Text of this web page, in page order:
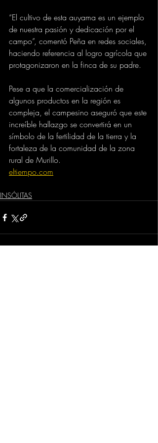
“El cultivo de esta auyama es un ejemplo
de nuestra pasión y dedicación por el
campo”, comentó Peña en redes sociales,
haciendo referencia al logro agrícola que
protagonizaron en la finca de su padre.
Pese a que la comercialización de
algunos productos en la región es
compleja, el campesino aseguró que este
increíble hallazgo se convertirá en un
símbolo de la fertilidad de la tierra y la
fortaleza de la comunidad de la zona
rural de Murillo.
eltiempo.com
INSÓLITAS